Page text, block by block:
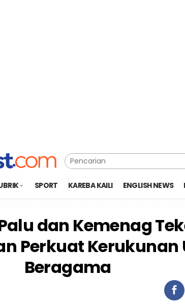
SPORT KAREBA KAILI ENGLISH NEWS
dan Kemenag
Perkuat Kerukunan
Beragama